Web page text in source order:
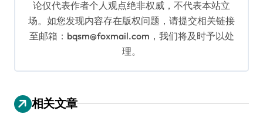
论仅代表作者个人观点绝非权威，不代表本站立
场。如您发现内容存在版权问题，请提交相关链接
至邮箱：bqsm@foxmail.com，我们将及时予以处
理。
相关文章